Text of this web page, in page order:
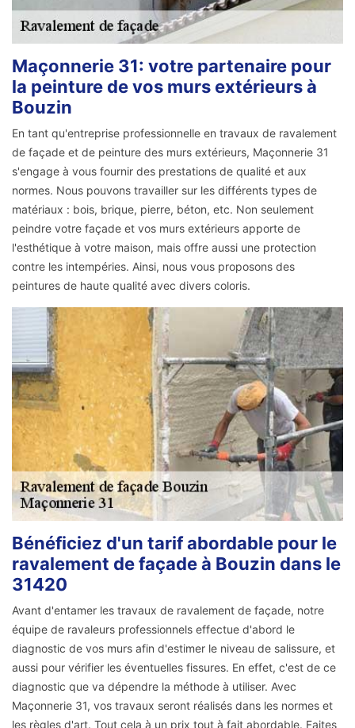
Maçonnerie 31: votre partenaire pour
la peinture de vos murs extérieurs à
Bouzin
En tant qu'entreprise professionnelle en travaux de ravalement
de façade et de peinture des murs extérieurs, Maçonnerie 31
s'engage à vous fournir des prestations de qualité et aux
normes. Nous pouvons travailler sur les différents types de
matériaux : bois, brique, pierre, béton, etc. Non seulement
peindre votre façade et vos murs extérieurs apporte de
l'esthétique à votre maison, mais offre aussi une protection
contre les intempéries. Ainsi, nous vous proposons des
peintures de haute qualité avec divers coloris.
Bénéficiez d'un tarif abordable pour le
ravalement de façade à Bouzin dans le
31420
Avant d'entamer les travaux de ravalement de façade, notre
équipe de ravaleurs professionnels effectue d'abord le
diagnostic de vos murs afin d'estimer le niveau de salissure, et
aussi pour vérifier les éventuelles fissures. En effet, c'est de ce
diagnostic que va dépendre la méthode à utiliser. Avec
Maçonnerie 31, vos travaux seront réalisés dans les normes et
les règles d'art. Tout cela à un prix tout à fait abordable. Faites